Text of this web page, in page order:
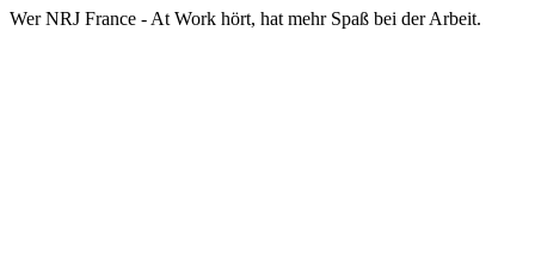
Wer NRJ France - At Work hört, hat mehr Spaß bei der Arbeit.